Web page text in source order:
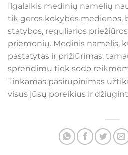
Ilgalaikis medinių namelių
tik geros kokybės medienos,
statybos, reguliarios
priemonių. Medinis namelis,
pastatytas ir prižiūrimas,
sprendimu tiek sodo
Tinkamas pasirūpinimas
visus jūsų poreikius ir